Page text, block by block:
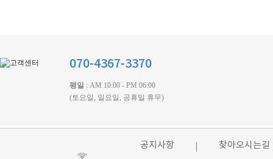
070-4367-3370
평일 : AM 10:00 - PM 06:00
(토요일, 일요일, 공휴일 휴무)
공지사항 찾아오시는길